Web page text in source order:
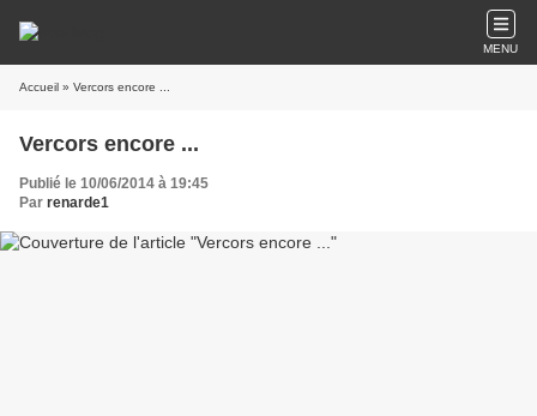
MENU
Accueil » Vercors encore ...
Vercors encore ...
Publié le 10/06/2014 à 19:45
Par renarde1